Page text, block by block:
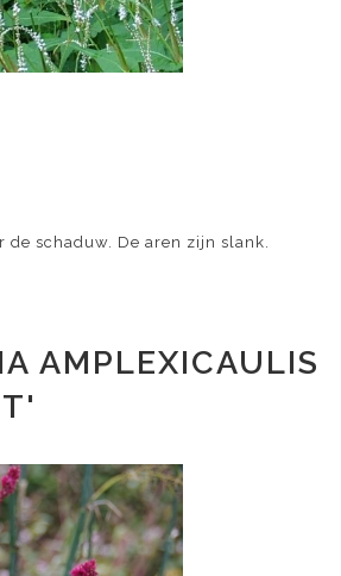
de schaduw. De aren zijn slank.
AMPLEXICAULIS